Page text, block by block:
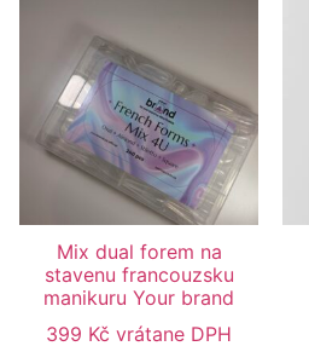
Mix dual forem na
stavenu francouzsku
manikuru Your brand
399 Kč vrátane DPH